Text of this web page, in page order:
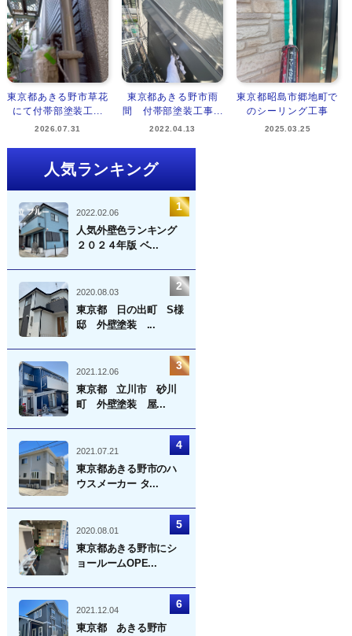
東京都あきる野市草花
にて付帯部塗装工...
2026.07.31
東京都あきる野市雨
間 付帯部塗装工事...
2022.04.13
東京都昭島市郷地町で
のシーリング工事
2025.03.25
人気ランキング
2022.02.06
人気外壁色ランキング
２０２４年版 ベ...
2020.08.03
東京都 日の出町 S様
邸 外壁塗装 ...
2021.12.06
東京都 立川市 砂川
町 外壁塗装 屋...
2021.07.21
東京都あきる野市のハ
ウスメーカー タ...
2020.08.01
東京都あきる野市にシ
ョールームOPE...
2021.12.04
東京都 あきる野市